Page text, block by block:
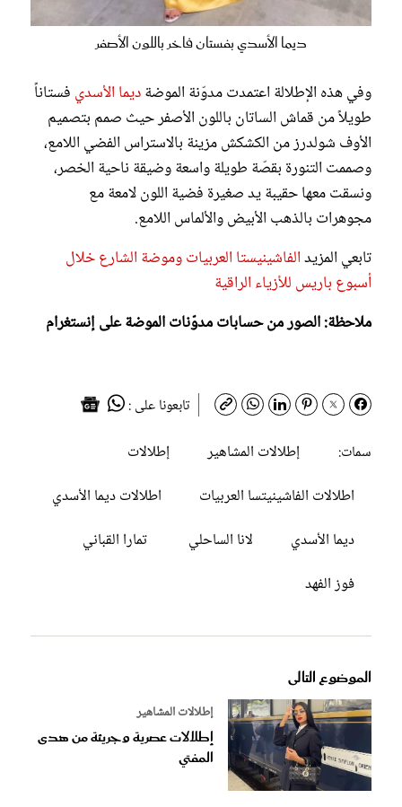
ديما الأسدي بفستان فاخر باللون الأصفر
وفي هذه الإطلالة اعتمدت مدوّنة الموضةديما الأسدي فستاناً
طويلاً من قماش الساتان باللون الأصفر حيث صمم بتصميم
الأوف شولدرز من الكشكش مزينة بالاستراس الفضي اللامع،
وصممت التنورة بقصّة طويلة واسعة وضيقة ناحية الخصر،
ونسقت معها حقيبة يد صغيرة فضية اللون لامعة مع
مجوهرات بالذهب الأبيض والألماس اللامع.
تابعي المزيدالفاشينيستا العربيات وموضة الشارع خلال
أسبوع باريس للأزياء الراقية
ملاحظة: الصور من حسابات مدوّنات الموضة على إنستغرام
تابعونا على :
سمات:
إطلالات المشاهير
إطلالات
اطلالات الفاشينيتسا العربيات
اطلالات ديما الأسدي
ديما الأسدي
لانا الساحلي
تمارا القباني
فوز الفهد
الموضوع التالى
إطلالات المشاهير
إطلالات عصرية وجريئة من هدى
المفتي